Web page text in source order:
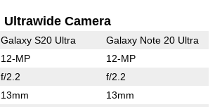
Ultrawide Camera
Galaxy S20 Ultra Galaxy Note 20 Ultra
12-MP 12-MP
f/2.2 f/2.2
13mm 13mm